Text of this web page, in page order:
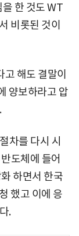
한 것도 WT
비롯된 것이
해도 결말이
양보하라고 압
차를 다시 시
도체에 들어
하면서 한국
했고 이에 응
.